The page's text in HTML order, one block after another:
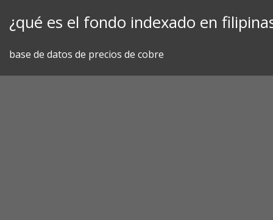
¿qué es el fondo indexado en
base de datos de precios de cobre